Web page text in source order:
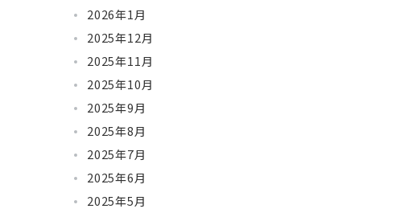
2026年1月
2025年12月
2025年11月
2025年10月
2025年9月
2025年8月
2025年7月
2025年6月
2025年5月